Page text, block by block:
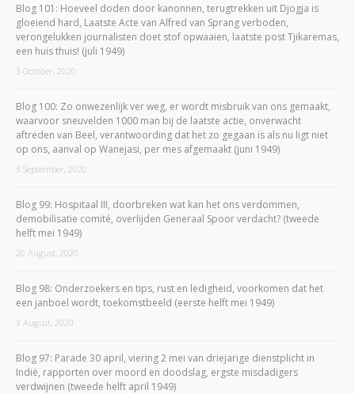
Blog 101: Hoeveel doden door kanonnen, terugtrekken uit Djogja is
gloeiend hard, Laatste Acte van Alfred van Sprang verboden,
verongelukken journalisten doet stof opwaaien, laatste post Tjikaremas,
een huis thuis! (juli 1949)
3 October, 2020
Blog 100: Zo onwezenlijk ver weg, er wordt misbruik van ons gemaakt,
waarvoor sneuvelden 1000 man bij de laatste actie, onverwacht
aftreden van Beel, verantwoording dat het zo gegaan is als nu ligt niet
op ons, aanval op Wanejasi, per mes afgemaakt (juni 1949)
3 September, 2020
Blog 99: Hospitaal III, doorbreken wat kan het ons verdommen,
demobilisatie comité, overlijden Generaal Spoor verdacht? (tweede
helft mei 1949)
20 August, 2020
Blog 98: Onderzoekers en tips, rust en ledigheid, voorkomen dat het
een janboel wordt, toekomstbeeld (eerste helft mei 1949)
3 August, 2020
Blog 97: Parade 30 april, viering 2 mei van driejarige dienstplicht in
Indië, rapporten over moord en doodslag, ergste misdadigers
verdwijnen (tweede helft april 1949)